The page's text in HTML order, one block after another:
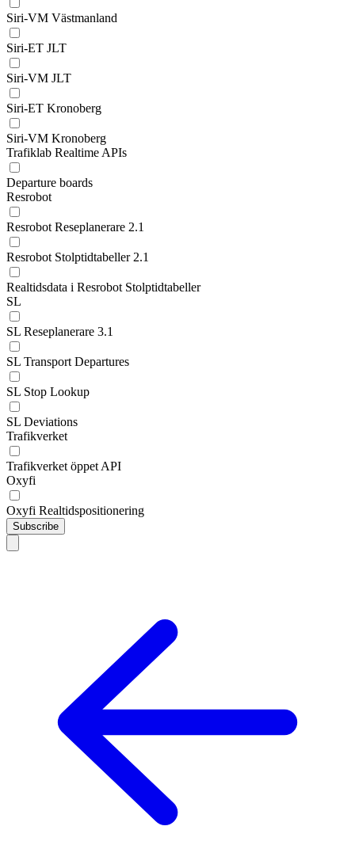
Siri-VM Västmanland
Siri-ET JLT
Siri-VM JLT
Siri-ET Kronoberg
Siri-VM Kronoberg
Trafiklab Realtime APIs
Departure boards
Resrobot
Resrobot Reseplanerare 2.1
Resrobot Stolptidtabeller 2.1
Realtidsdata i Resrobot Stolptidtabeller
SL
SL Reseplanerare 3.1
SL Transport Departures
SL Stop Lookup
SL Deviations
Trafikverket
Trafikverket öppet API
Oxyfi
Oxyfi Realtidspositionering
Subscribe